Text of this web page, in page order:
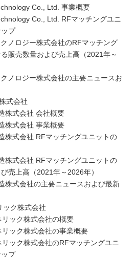
Co., Ltd. 事業概要
Co., Ltd. RFマッチングユニ
プ
ノロジー株式会社のRFマッチング
販売数量および売上高（2021年～
ノロジー株式会社の主要ニュースお
式会社
株式会社 会社概要
株式会社 事業概要
株式会社 RFマッチングユニットの
株式会社 RFマッチングユニットの
売上高（2021年～2026年）
株式会社の主要ニュースおよび最新
ック株式会社
ック株式会社の概要
ック株式会社の事業概要
ック株式会社のRFマッチングユニ
プ